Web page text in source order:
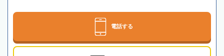
電話する